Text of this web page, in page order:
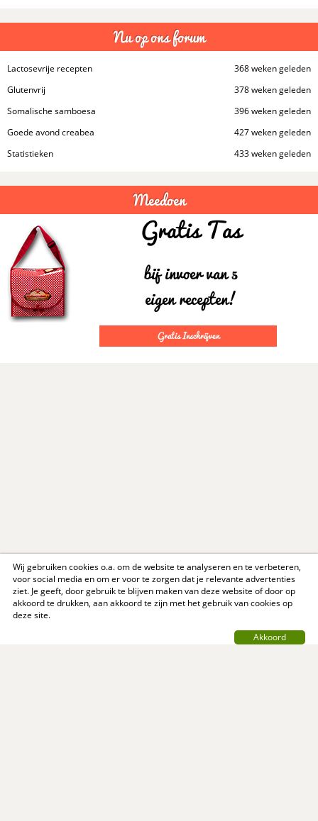
Wij gebruiken cookies o.a. om de website te analyseren en te verbeteren,
voor social media en om er voor te zorgen dat je relevante advertenties
ziet. Je geeft, door gebruik te blijven maken van deze website of door op
akkoord te drukken, aan akkoord te zijn met het gebruik van cookies op
deze site.
Akkoord
Nu op ons forum
368 weken geleden
Lactosevrije recepten
378 weken geleden
Glutenvrij
396 weken geleden
Somalische samboesa
427 weken geleden
Goede avond creabea
433 weken geleden
Statistieken
Meedoen
Gratis Tas
bij invoer van 5
eigen recepten!
Gratis Inschrijven